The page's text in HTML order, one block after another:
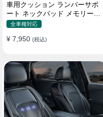
車用クッション ランバーサポ
ート ネックパッド メモリーフ
ォーム 疲労回復
全車種対応
¥ 7,950 (税込)